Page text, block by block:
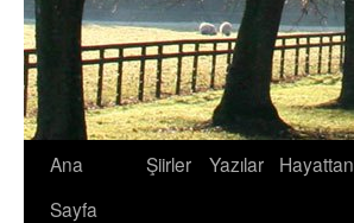
İçeriğe
atla
Ana
Sayfa
Şiirler Yazılar Hayattan